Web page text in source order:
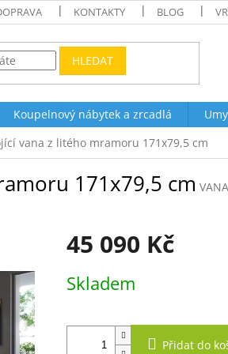
KONTAKTY BLOG
HLEDAT
Koupelnový nábytek a zrcadlá
vana z litého mramoru 171x79,5 cm
171x79,5 cm
45 090 Kč
cena:
Skladem
Přidat do